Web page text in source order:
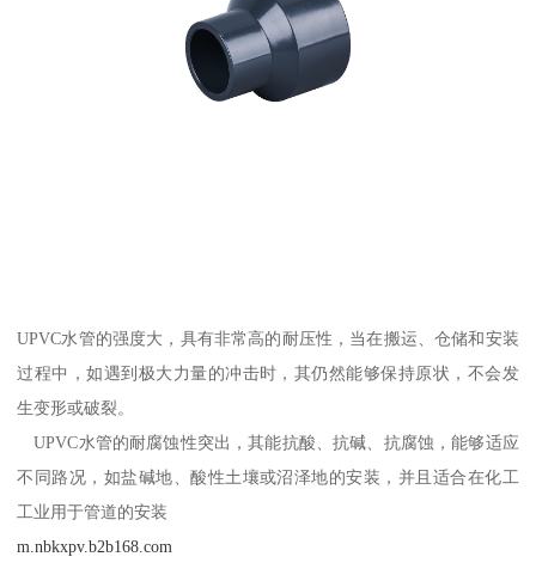
UPVC水管的强度大，具有非常高的耐压性，当在搬运、仓储和安装
过程中，如遇到极大力量的冲击时，其仍然能够保持原状，不会发
生变形或破裂。
UPVC水管的耐腐蚀性突出，其能抗酸、抗碱、抗腐蚀，能够适应
不同路况，如盐碱地、酸性土壤或沼泽地的安装，并且适合在化工
工业用于管道的安装
m.nbkxpv.b2b168.com